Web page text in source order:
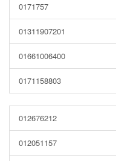
0171757
01311907201
01661006400
0171158803
012676212
012051157